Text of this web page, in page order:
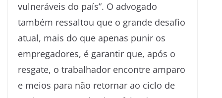
vulneráveis do país”. O advogado
também ressaltou que o grande desafio
atual, mais do que apenas punir os
empregadores, é garantir que, após o
resgate, o trabalhador encontre amparo
e meios para não retornar ao ciclo de